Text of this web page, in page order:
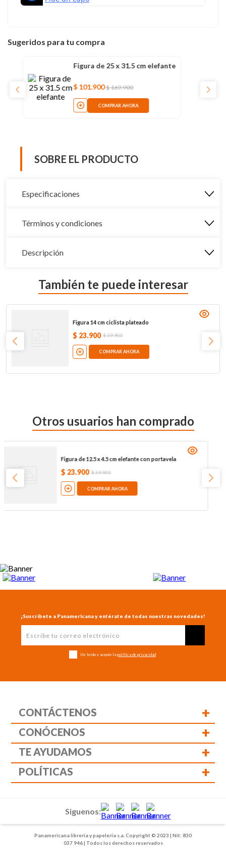
Sugeridos para tu compra
Figura de 25 x 31.5 cm elefante
$101.900 $169.
COMPRAR AHORA
SOBRE EL PRODUCTO
Especificaciones
Términos y condiciones
Descripción
También te puede interesar
Figura 14 cm ciclista plateado
$ 23.900 $39.900
COMPRAR AHORA
Otros usuarios han comprado
Figura de 12.5 x 4.5 cm elefante con portavela
$23.900 $39
COMPRAR AHORA
¡Suscríbete a Panamericana y entérate de todas nuestras novedades!
He leído y acepto la política de privacidad
CONTÁCTENOS +
CONÓCENOS +
TE AYUDAMOS +
POLÍTICAS +
Panamericana librería y papelería s.a. Copyright © 2023 | Nit: 830
037 946 | Todos los derechos reservados
Siguenos: